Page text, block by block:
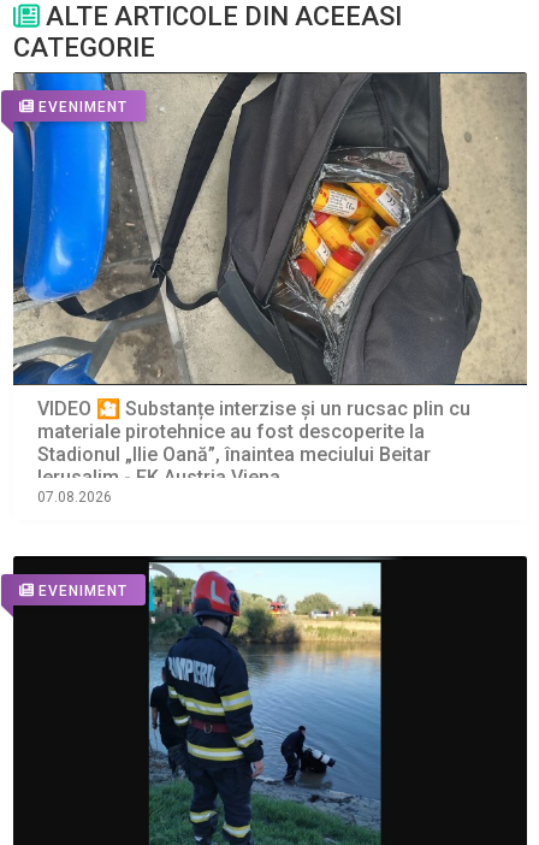
ALTE ARTICOLE DIN ACEEASI
CATEGORIE
EVENIMENT
VIDEO 🎦 Substanțe interzise și un rucsac plin cu
materiale pirotehnice au fost descoperite la
Stadionul „Ilie Oană”, înaintea meciului Beitar
Ierusalim - FK Austria Viena
07.08.2026
EVENIMENT